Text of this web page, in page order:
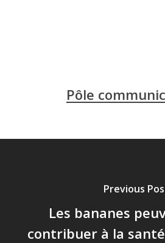
Pôle
Previous
Les bananes
contribuer à la